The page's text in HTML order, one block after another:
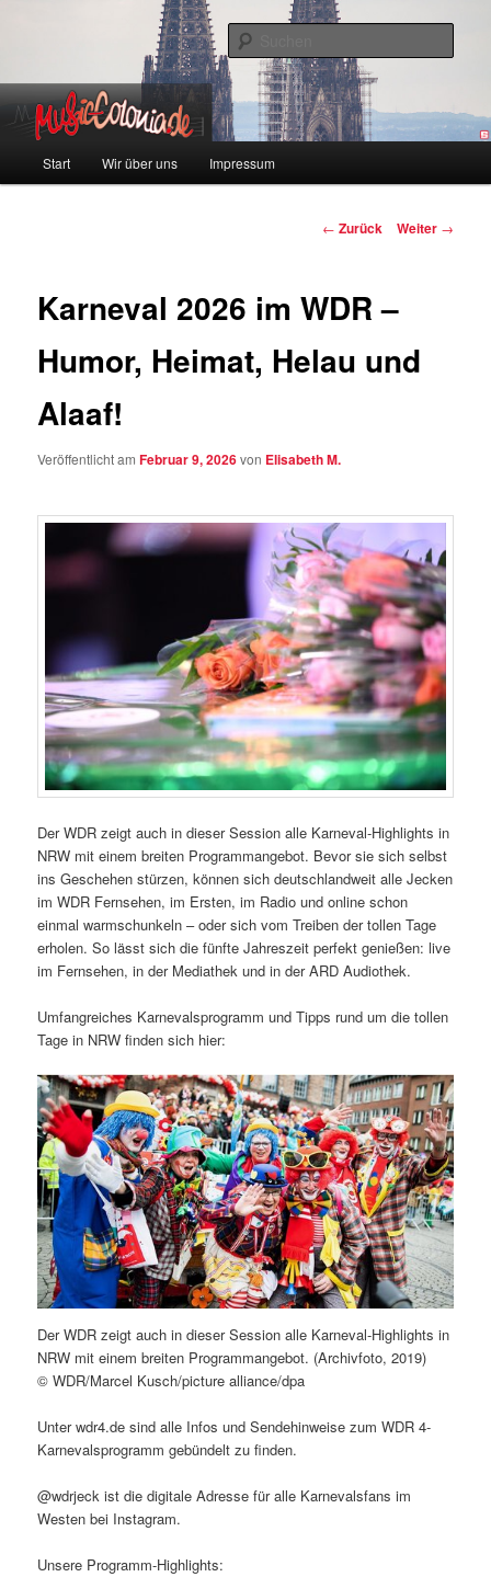
music-colonia
Start Wir über uns Impressum
Beitragsnavigation
← Zurück Weiter →
Karneval 2026 im WDR –
Humor, Heimat, Helau und
Alaaf!
Veröffentlicht amFebruar 9, 2026von Elisabeth M.
Der WDR zeigt auch in dieser Session alle Karneval-Highlights in
NRW mit einem breiten Programmangebot. Bevor sie sich selbst
ins Geschehen stürzen, können sich deutschlandweit alle Jecken
im WDR Fernsehen, im Ersten, im Radio und online schon
einmal warmschunkeln – oder sich vom Treiben der tollen Tage
erholen. So lässt sich die fünfte Jahreszeit perfekt genießen: live
im Fernsehen, in der Mediathek und in der ARD Audiothek.
Umfangreiches Karnevalsprogramm und Tipps rund um die tollen
Tage in NRW finden sich hier:
Der WDR zeigt auch in dieser Session alle Karneval-Highlights in
NRW mit einem breiten Programmangebot. (Archivfoto, 2019)
© WDR/Marcel Kusch/picture alliance/dpa
Unter wdr4.de sind alle Infos und Sendehinweise zum WDR 4-
Karnevalsprogramm gebündelt zu finden.
@wdrjeck ist die digitale Adresse für alle Karnevalsfans im
Westen bei Instagram.
Unsere Programm-Highlights: